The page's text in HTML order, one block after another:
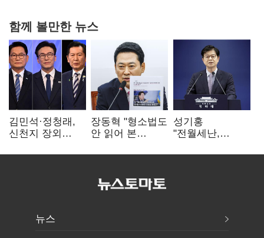
함께 볼만한 뉴스
김민석·정청래,
신천지 장외
"호남 계몽 규탄"
장동혁 "형소법도
안 읽어 본
속도로 무너질
성기홍
"전월세난,
공급 문제"…닥공
뉴스